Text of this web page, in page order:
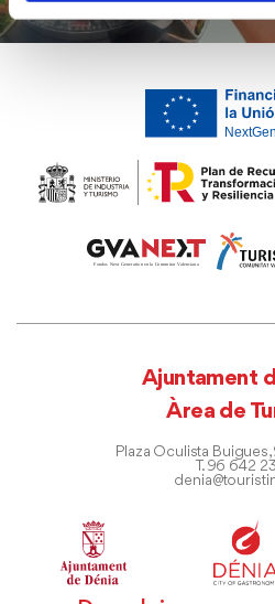
Ajuntament
Àrea de
Plaza Oculista
T. 96 642